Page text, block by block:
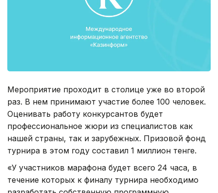
Мероприятие проходит в столице уже во второй
раз. В нем принимают участие более 100 человек.
Оценивать работу конкурсантов будет
профессиональное жюри из специалистов как
нашей страны, так и зарубежных. Призовой фонд
турнира в этом году составил 1 миллион тенге.
«У участников марафона будет всего 24 часа, в
течение которых к финалу турнира необходимо